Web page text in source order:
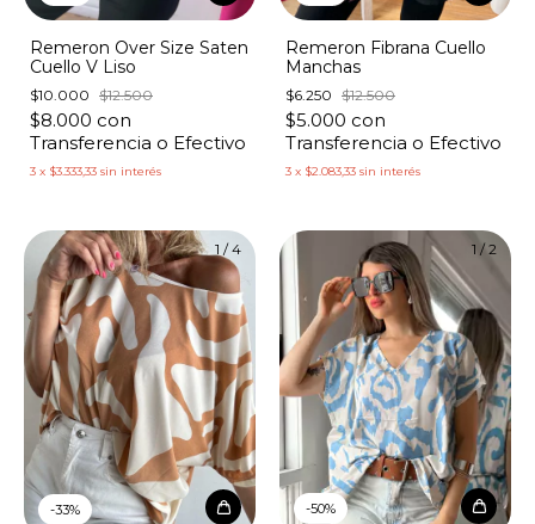
Remeron Over Size Saten
Cuello V Liso
$10.000 $12.500
$8.000 con
Transferencia o Efectivo
3 x $3.333,33 sin interés
Remeron Fibrana Cuello
Manchas
$6.250 $12.500
$5.000 con
Transferencia o Efectivo
3 x $2.083,33 sin interés
1 /4
-33%
1 / 2
-50%